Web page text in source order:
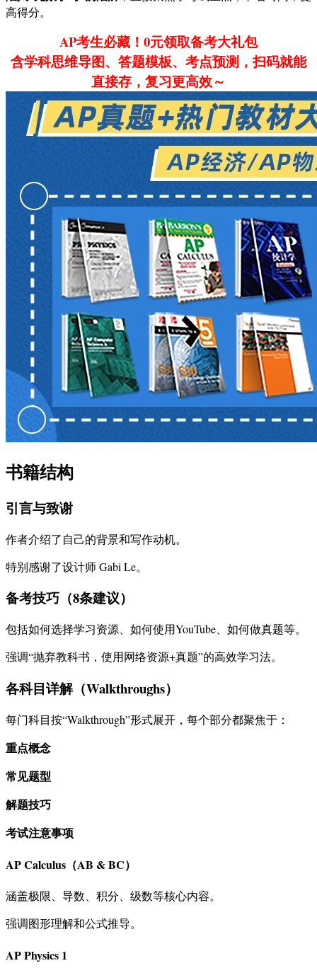
高得分。
AP考生必藏！0元领取备考大礼包
含学科思维导图、答题模板、考点预测，扫码就能
直接存，复习更高效～
书籍结构
引言与致谢
作者介绍了自己的背景和写作动机。
特别感谢了设计师 Gabi Le。
备考技巧（8条建议）
包括如何选择学习资源、如何使用YouTube、如何做真题等。
强调“抛弃教科书，使用网络资源+真题”的高效学习法。
各科目详解（Walkthroughs）
每门科目按“Walkthrough”形式展开，每个部分都聚焦于：
重点概念
常见题型
解题技巧
考试注意事项
AP Calculus（AB & BC）
涵盖极限、导数、积分、级数等核心内容。
强调图形理解和公式推导。
AP Physics 1